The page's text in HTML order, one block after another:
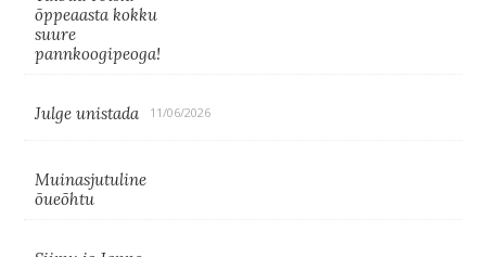
õppeaasta kokku
suure
pannkoogipeoga!
Julge unistada 11/06/2026
Muinasjutuline
õueõhtu